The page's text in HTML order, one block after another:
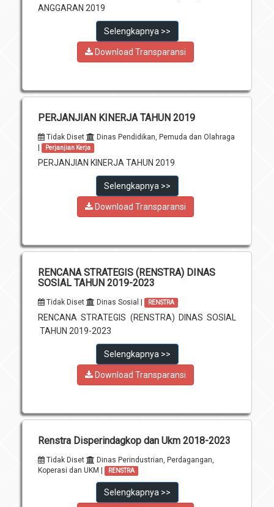
ANGGARAN 2019
Selengkapnya >>
Download Transparansi
PERJANJIAN KINERJA TAHUN 2019
Tidak Diset
Dinas Pendidikan, Pemuda dan Olahraga
|
Perjanjian Kerja
PERJANJIAN KINERJA TAHUN 2019
Selengkapnya >>
Download Transparansi
RENCANA STRATEGIS (RENSTRA) DINAS
SOSIAL TAHUN 2019-2023
Tidak Diset Dinas Sosial | RENSTRA
RENCANA STRATEGIS (RENSTRA) DINAS SOSIAL
TAHUN 2019-2023
Selengkapnya >>
Download Transparansi
Renstra Disperindagkop dan Ukm 2018-2023
Tidak Diset
Dinas Perindustrian, Perdagangan,
Koperasi dan UKM |
RENSTRA
Selengkapnya >>